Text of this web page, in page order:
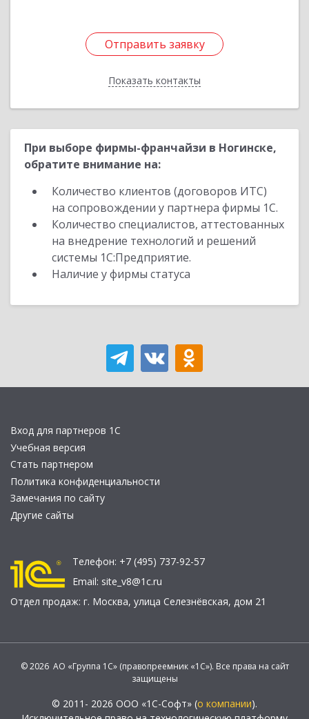
Отправить заявку
Показать контакты
Отправить заявку
Назад
При выборе фирмы-франчайзи в Ногинске,
обратите внимание на:
Количество клиентов (договоров ИТС)
на сопровождении у партнера фирмы 1С.
Количество специалистов, аттестованных
на внедрение технологий и решений
системы 1С:Предприятие.
Наличие у фирмы статуса
Вход для партнеров 1С
Учебная версия
Стать партнером
Политика конфиденциальности
Замечания по сайту
Другие сайты
Телефон: +7 (495) 737-92-57
Email: site_v8@1c.ru
Отдел продаж: г. Москва, улица Селезнёвская, дом 21
© 2026 АО «Группа 1С» (правопреемник «1С»). Все права на сайт
защищены
© 2011- 2026 ООО «1С-Софт» (о компании).